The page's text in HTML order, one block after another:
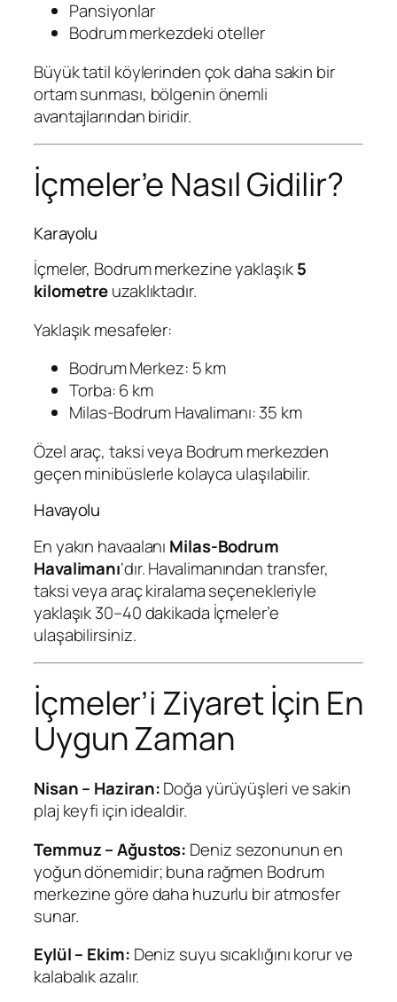
Pansiyonlar
Bodrum merkezdeki oteller
Büyük tatil köylerinden çok daha sakin bir
ortam sunması, bölgenin önemli
avantajlarından biridir.
İçmeler’e Nasıl Gidilir?
Karayolu
İçmeler, Bodrum merkezine yaklaşık5
kilometreuzaklıktadır.
Yaklaşık mesafeler:
Bodrum Merkez: 5 km
Torba: 6 km
Milas-Bodrum Havalimanı: 35 km
Özel araç, taksi veya Bodrum merkezden
geçen minibüslerle kolayca ulaşılabilir.
Havayolu
En yakın havaalanı Milas-Bodrum
Havalimanı‘dır. Havalimanından transfer,
taksi veya araç kiralama seçenekleriyle
yaklaşık 30–40 dakikada İçmeler’e
ulaşabilirsiniz.
İçmeler’i Ziyaret İçin En
Uygun Zaman
Nisan – Haziran:Doğa yürüyüşleri ve sakin
plaj keyfi için idealdir.
Temmuz – Ağustos: Deniz sezonunun en
yoğun dönemidir; buna rağmen Bodrum
merkezine göre daha huzurlu bir atmosfer
sunar.
Eylül – Ekim: Deniz suyu sıcaklığını korur ve
kalabalık azalır.